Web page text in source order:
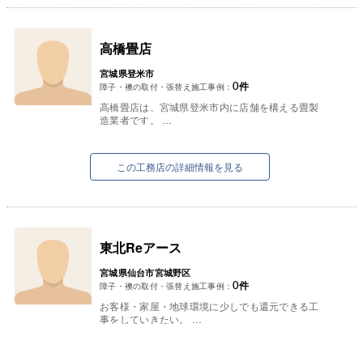
高橋畳店
宮城県登米市
障子・襖の取付・張替え施工事例： 0件
高橋畳店は、宮城県登米市内に店舗を構える畳製
造業者です。
現在は四代目社長と、後継者...
この工務店の詳細情報を見る
東北Reアース
宮城県仙台市宮城野区
障子・襖の取付・張替え施工事例： 0件
お客様・家屋・地球環境に少しでも還元できる工
事をしていきたい。